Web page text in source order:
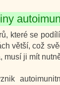
které se
větší, což
musí ji mít